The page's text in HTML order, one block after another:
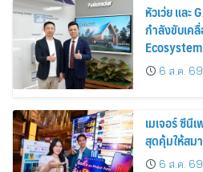
หัวเว่ย และ
กำลังขับเค
รถยนต์
พลังงานแส
6 ส.ค. 69
เมเจอร์ ซี
สุดคุ้มให้สม
6 ส.ค. 69